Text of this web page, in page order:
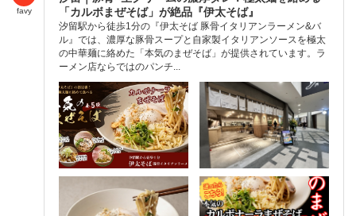
favy
「カルボまぜそば」が絶品『伊太そば』
汐留駅から徒歩1分の『伊太そば 豚骨イタリアンラーメン&バ
ル』では、濃厚な豚骨スープと自家製イタリアンソースを極太
の中華麺に絡めた「本気のまぜそば」が提供されています。ラ
ーメン店ならではのパンチ...